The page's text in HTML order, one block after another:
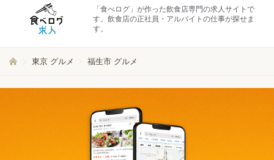
「食べログ」が作った飲食店専門の求人サイトで
す。飲食店の正社員・アルバイトの仕事が探せま
す。
東京 グルメ 福生市 グルメ